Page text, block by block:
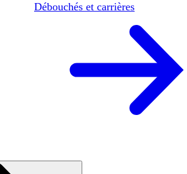
Débouchés et carrières